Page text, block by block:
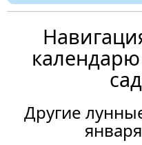
Другие